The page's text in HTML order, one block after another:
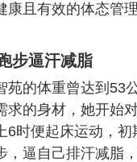
且有效的体态管理
步逼汗减脂
苑的体重曾达到53
求的身材，她开始
6时便起床运动，
，逼自己排汗减脂